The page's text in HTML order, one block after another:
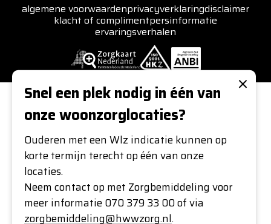
algemene voorwaardenprivacyverklaringdisclaimer
klacht of complimentpersinformatie
ervaringsverhalen
×
Snel een plek nodig in één van
onze woonzorglocaties?
Ouderen met een Wlz indicatie kunnen op
korte termijn terecht op één van onze
locaties.
Neem contact op met Zorgbemiddeling voor
meer informatie 070 379 33 00 of via
zorgbemiddeling@hwwzorg.nl.